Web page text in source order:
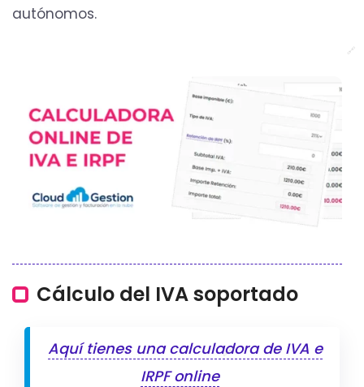
autónomos.
Cálculo del IVA soportado
Aquí tienes una calculadora de IVA e
IRPF online